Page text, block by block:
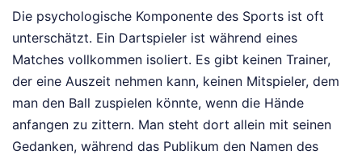
Die psychologische Komponente des Sports ist oft
unterschätzt. Ein Dartspieler ist während eines
Matches vollkommen isoliert. Es gibt keinen Trainer,
der eine Auszeit nehmen kann, keinen Mitspieler, dem
man den Ball zuspielen könnte, wenn die Hände
anfangen zu zittern. Man steht dort allein mit seinen
Gedanken, während das Publikum den Namen des